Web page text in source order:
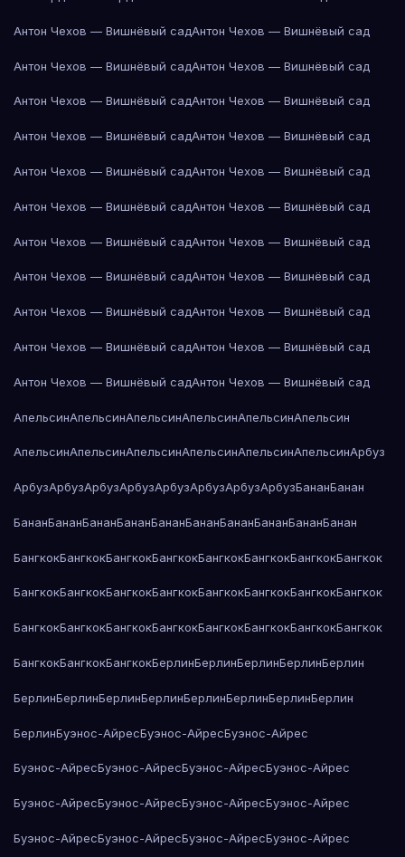
Антон Чехов — Вишнёвый садАнтон Чехов — Вишнёвый сад
Антон Чехов — Вишнёвый садАнтон Чехов — Вишнёвый сад
Антон Чехов — Вишнёвый садАнтон Чехов — Вишнёвый сад
Антон Чехов — Вишнёвый садАнтон Чехов — Вишнёвый сад
Антон Чехов — Вишнёвый садАнтон Чехов — Вишнёвый сад
Антон Чехов — Вишнёвый садАнтон Чехов — Вишнёвый сад
Антон Чехов — Вишнёвый садАнтон Чехов — Вишнёвый сад
Антон Чехов — Вишнёвый садАнтон Чехов — Вишнёвый сад
Антон Чехов — Вишнёвый садАнтон Чехов — Вишнёвый сад
Антон Чехов — Вишнёвый садАнтон Чехов — Вишнёвый сад
Антон Чехов — Вишнёвый садАнтон Чехов — Вишнёвый сад
АпельсинАпельсинАпельсинАпельсинАпельсинАпельсин
АпельсинАпельсинАпельсинАпельсинАпельсинАпельсинАрбуз
АрбузАрбузАрбузАрбузАрбузАрбузАрбузАрбузБананБанан
БананБананБананБананБананБананБананБананБананБанан
БангкокБангкокБангкокБангкокБангкокБангкокБангкокБангкок
БангкокБангкокБангкокБангкокБангкокБангкокБангкокБангкок
БангкокБангкокБангкокБангкокБангкокБангкокБангкокБангкок
БангкокБангкокБангкокБерлинБерлинБерлинБерлинБерлин
БерлинБерлинБерлинБерлинБерлинБерлинБерлинБерлин
БерлинБуэнос-АйресБуэнос-АйресБуэнос-Айрес
Буэнос-АйресБуэнос-АйресБуэнос-АйресБуэнос-Айрес
Буэнос-АйресБуэнос-АйресБуэнос-АйресБуэнос-Айрес
Буэнос-АйресБуэнос-АйресБуэнос-АйресБуэнос-Айрес